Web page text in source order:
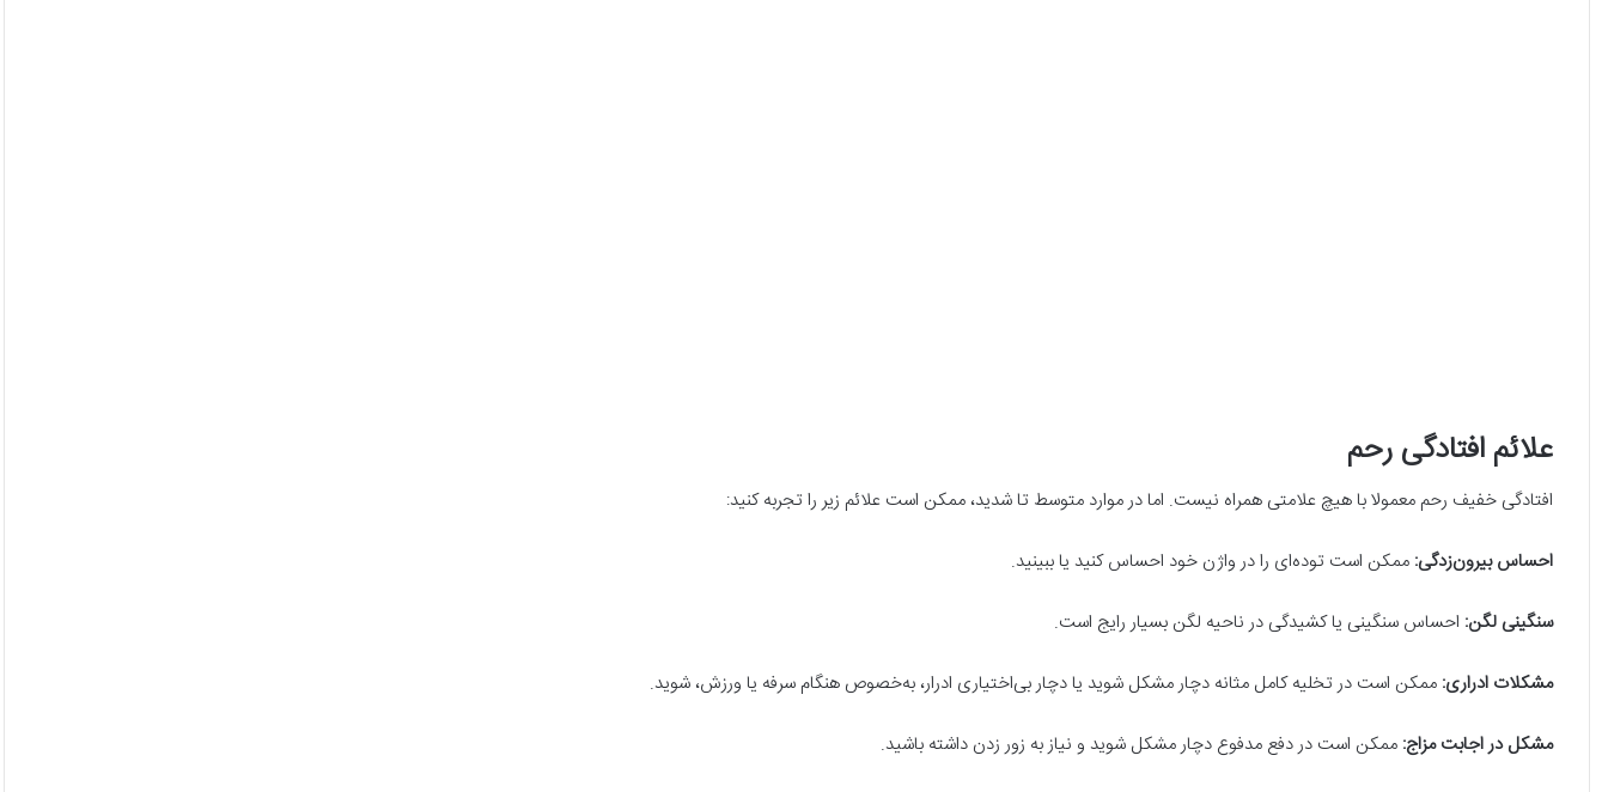
علائم افتادگی رحم
افتادگی خفیف رحم معمولا با هیچ علامتی همراه نیست. اما در موارد متوسط تا شدید، ممکن است علائم زیر را تجربه کنید:
احساس بیرون‌زدگی: ممکن است توده‌ای را در واژن خود احساس کنید یا ببینید.
سنگینی لگن: احساس سنگینی یا کشیدگی در ناحیه لگن بسیار رایج است.
مشکلات ادراری: ممکن است در تخلیه کامل مثانه دچار مشکل شوید یا دچار بی‌اختیاری ادرار، به‌خصوص هنگام سرفه یا ورزش، شوید.
مشکل در اجابت مزاج: ممکن است در دفع مدفوع دچار مشکل شوید و نیاز به زور زدن داشته باشید.